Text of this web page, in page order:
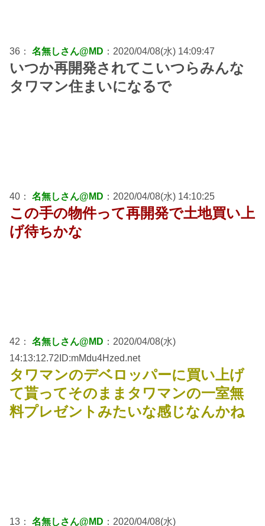
36： 名無しさん@MD ：2020/04/08(水) 14:09:47
いつか再開発されてこいつらみんな
タワマン住まいになるで
40： 名無しさん@MD ：2020/04/08(水) 14:10:25
この手の物件って再開発で土地買い上
げ待ちかな
42： 名無しさん@MD ：2020/04/08(水)
14:13:12.72ID:mMdu4Hzed.net
タワマンのデベロッパーに買い上げ
て貰ってそのままタワマンの一室無
料プレゼントみたいな感じなんかね
13： 名無しさん@MD ：2020/04/08(水)